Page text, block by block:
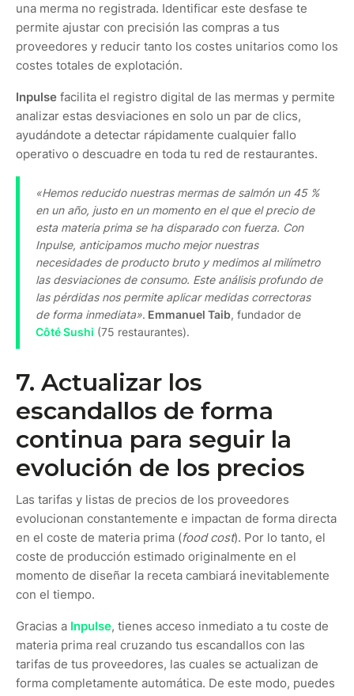
una merma no registrada. Identificar este desfase te
permite ajustar con precisión las compras a tus
proveedores y reducir tanto los costes unitarios como los
costes totales de explotación.
Inpulse facilita el registro digital de las mermas y permite
analizar estas desviaciones en solo un par de clics,
ayudándote a detectar rápidamente cualquier fallo
operativo o descuadre en toda tu red de restaurantes.
«Hemos reducido nuestras mermas de salmón un 45 %
en un año, justo en un momento en el que el precio de
esta materia prima se ha disparado con fuerza. Con
Inpulse, anticipamos mucho mejor nuestras
necesidades de producto bruto y medimos al milímetro
las desviaciones de consumo. Este análisis profundo de
las pérdidas nos permite aplicar medidas correctoras
de forma inmediata». Emmanuel Taib, fundador de
Côté Sushi (75 restaurantes).
7. Actualizar los
escandallos de forma
continua para seguir la
evolución de los precios
Las tarifas y listas de precios de los proveedores
evolucionan constantemente e impactan de forma directa
en el coste de materia prima (food cost). Por lo tanto, el
coste de producción estimado originalmente en el
momento de diseñar la receta cambiará inevitablemente
con el tiempo.
Gracias a Inpulse, tienes acceso inmediato a tu coste de
materia prima real cruzando tus escandallos con las
tarifas de tus proveedores, las cuales se actualizan de
forma completamente automática. De este modo, puedes